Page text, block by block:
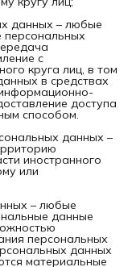
данных – любые
персональных
с
круга лиц, в том
в средствах
доступа
способом.
данных –
иностранного
или
– любые
данные
персональных
данных
материальные